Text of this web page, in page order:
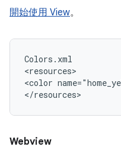
開始使用 View。
Colors.xml
<resources>
<color
Webview